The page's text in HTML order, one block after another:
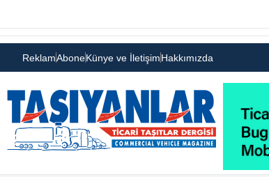
ReklamAboneKünye ve İletişimHakkımızda